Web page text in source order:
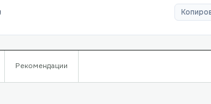
Рекомендации